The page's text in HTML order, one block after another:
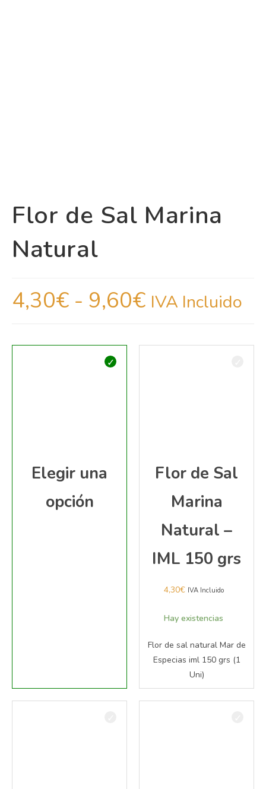
Flor de Sal Marina
Natural
4,30€ - 9,60€ IVA Incluido
Elegir una
opción
Flor de Sal
Marina
Natural –
IML 150 grs
4,30€ IVA Incluido
Hay existencias
Flor de sal natural Mar de
Especias iml 150 grs (1
Uni)